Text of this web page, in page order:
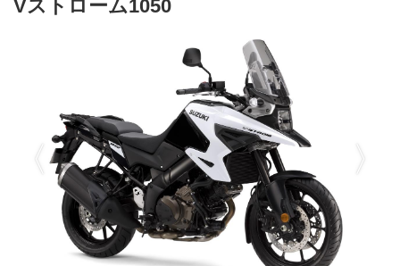
Vストローム1050